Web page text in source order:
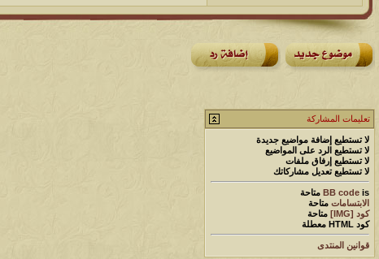
تعليمات المشاركة
لا تستطيع إضافة مواضيع جديدة
لا تستطيع الرد على المواضيع
لا تستطيع إرفاق ملفات
لا تستطيع تعديل مشاركاتك
BB code is
متاحة
الابتسامات متاحة
كود [IMG]
متاحة
كود HTML
معطلة
قوانين المنتدى